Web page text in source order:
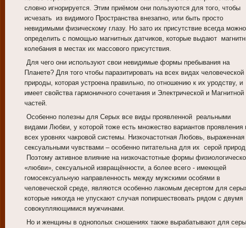
словно игнорируется. Этим приёмом они пользуются для того, чтобы
исчезать из видимого Пространства внезапно, или быть просто
невидимыми физическому глазу. Но зато их присутствие всегда можно
определить с помощью магнитных датчиков, которые выдают
колебания в местах их массового присутствия.
Для чего они используют свои невидимые формы пребывания на
Планете? Для того чтобы паразитировать на всех видах человеческой
природы, которая устроена правильно, по отношению к их уродству, и
имеет свойства гармоничного сочетания и Электрической и Магнитной
частей.
Особенно полезны для Серых все виды проявленной реальными
видами Любви, у которой тоже есть множество вариантов проявления
всех уровнях чакровой системы. Низкочастотная Любовь, выраженная
сексуальными чувствами – особенно питательна для их серой
Поэтому активное влияние на низкочастотные формы
«любви», сексуальной извращённости, а более всего - имеющей
гомосексуальную направленность между мужскими особями в
человеческой среде, являются особенно лакомым десертом для
которые никогда не упускают случая попиршествовать рядом с двумя
совокупляющимися мужчинами.
Но и женщины в однополых сношениях также вырабатывают для